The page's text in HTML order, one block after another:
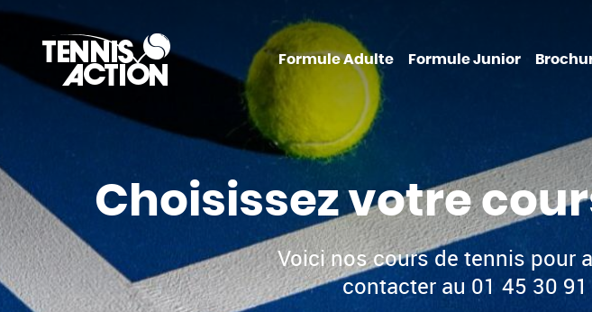
Formule Adulte Formule Junior
Choisissez votre
Voici nos cours de tennis pour
contacter au 01 45 30